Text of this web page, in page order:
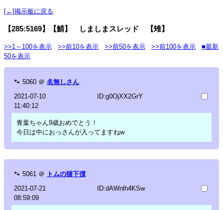
[←]掲示板に戻る
【285:5169】【鯖】 しましまスレッド 【雉】
>>1～100を表示 >>前10を表示 >>前50を表示 >>前100を表示
■最新
50を表示
🐾 5060 ＠ 名無しさん
2021-07-10
11:40:12
ID:g0OjXX2GrY
青葉ちゃん9歳おめでとう！
今日は中におっさんが入ってますねw
🐾 5061 ＠ トムの猫下僕
2021-07-21
08:59:09
ID:dAWnlh4KSw